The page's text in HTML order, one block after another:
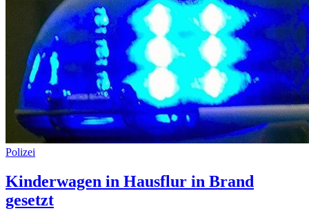
Polizei
Kinderwagen in Hausflur in Brand
gesetzt